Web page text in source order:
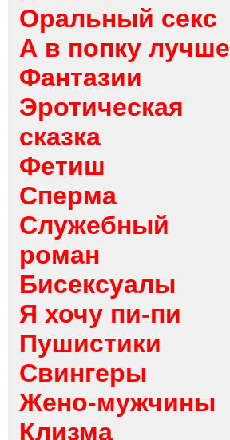
Оральный секс
А в попку лучше
Фантазии
Эротическая
сказка
Фетиш
Сперма
Служебный
роман
Бисексуалы
Я хочу пи-пи
Пушистики
Свингеры
Жено-мужчины
Клизма